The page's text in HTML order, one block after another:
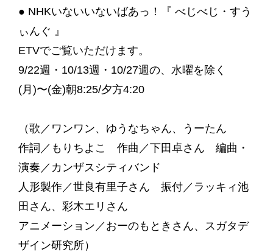
● NHKいないいないばあっ！『 べじべじ・すう
ぃんぐ 』
ETVでご覧いただけます。
9/22週・10/13週・10/27週の、水曜を除く
(月)〜(金)朝8:25/夕方4:20
（歌／ワンワン、ゆうなちゃん、うーたん
作詞／もりちよこ 作曲／下田卓さん 編曲・
演奏／カンザスシティバンド
人形製作／世良有里子さん 振付／ラッキィ池
田さん、彩木エリさん
アニメーション／おーのもときさん、スガタデ
ザイン研究所）